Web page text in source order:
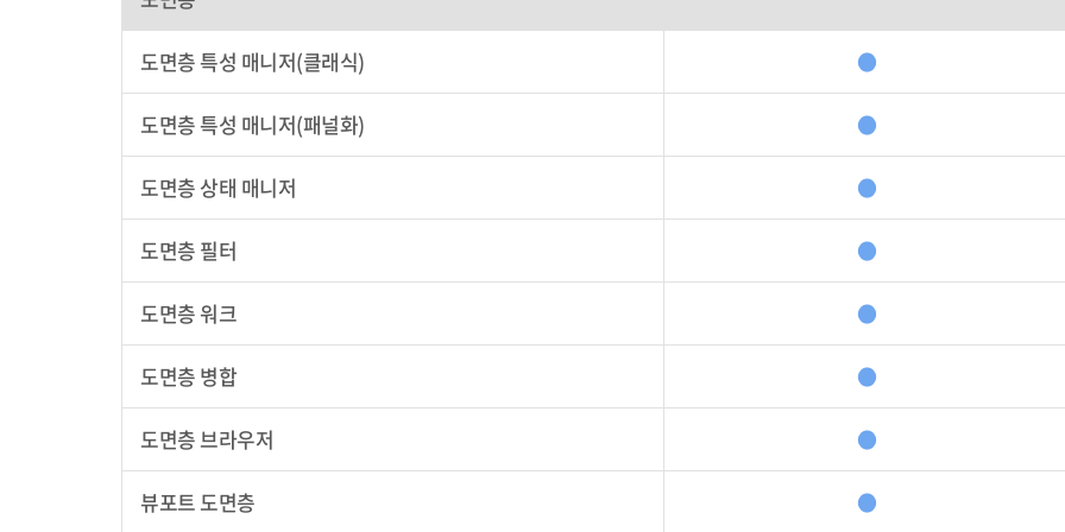
도면층 특성 매니저(클래식) ●
도면층 특성 매니저(패널화) ●
도면층 상태 매니저 ●
도면층 필터 ●
도면층 워크 ●
도면층 병합 ●
도면층 브라우저 ●
뷰포트 도면층 ●